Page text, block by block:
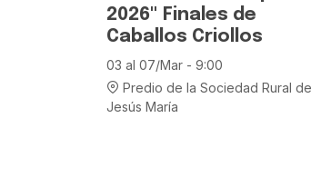
2026" Finales de
Caballos Criollos
03 al 07/Mar - 9:00
Predio de la Sociedad Rural de
Jesús María